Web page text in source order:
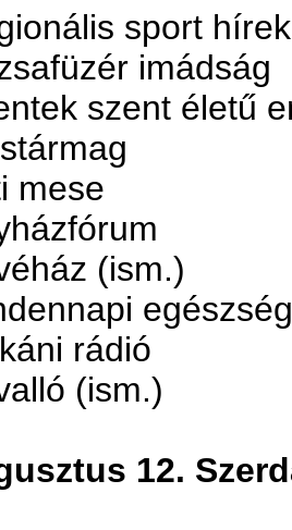
sport hírek
imádság
szent életű
mese
(ism.)
rádió
(ism.)
12.